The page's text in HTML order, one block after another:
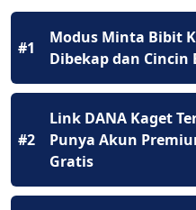
#1
Modus Minta Bibit
Dibekap dan Cincin
#2
Link DANA Kaget
Punya Akun
Gratis